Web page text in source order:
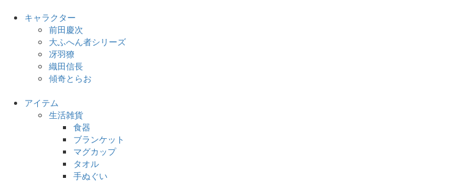
キャラクター
前田慶次
大ふへん者シリーズ
冴羽獠
織田信長
傾奇とらお
アイテム
生活雑貨
食器
ブランケット
マグカップ
タオル
手ぬぐい